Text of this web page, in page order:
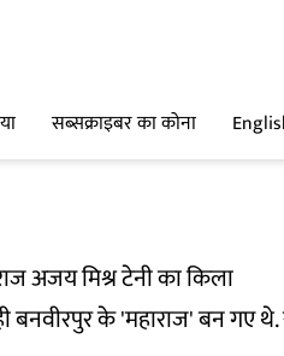
सब्सक्राइबर का कोना
अजय मिश्र टेनी का किला
बनवीरपुर के 'महाराज' बन गए